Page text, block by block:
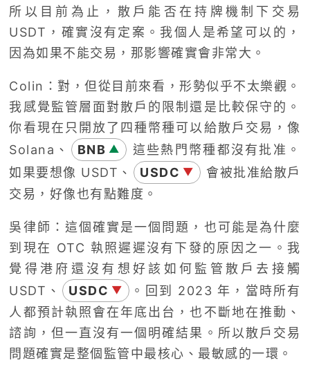
所以目前為止，散戶能否在持牌機制下交易
USDT，確實沒有定案。我個人是希望可以的，
因為如果不能交易，那影響確實會非常大。
Colin：對，但從目前來看，形勢似乎不太樂觀。
我感覺監管層面對散戶的限制還是比較保守的。
你看現在只開放了四種幣種可以給散戶交易，像
Solana、
BNB ▲
這些熱門幣種都沒有批准。
如果要想像 USDT、
USDC ▼
會被批准給散戶
交易，好像也有點難度。
吳律師：這個確實是一個問題，也可能是為什麼
到現在 OTC 執照遲遲沒有下發的原因之一。我
覺得港府還沒有想好該如何監管散戶去接觸
USDT、
USDC ▼
。回到 2023 年，當時所有
人都預計執照會在年底出台，也不斷地在推動、
諮詢，但一直沒有一個明確結果。所以散戶交易
問題確實是整個監管中最核心、最敏感的一環。